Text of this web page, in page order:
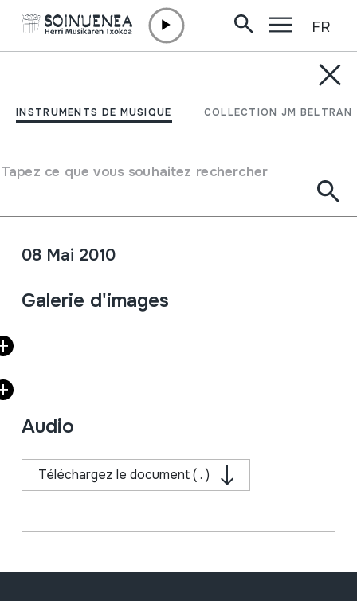
INSTRUMENTS DE MUSIQUE COLLECTION JM BELTRAN
Tapez ce que vous souhaitez rechercher
FR
HM Concierto de
Ihidoi de Baja Navarra y
John Stewart de Escocia
08 Mai 2010
Fiche complète
Galerie d'images
Audio
Téléchargez le document ( . )